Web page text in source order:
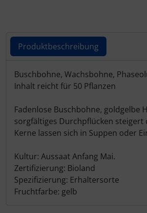
Produktbeschreibung
Buschbohne, Wachsbohne,
Inhalt reicht für 50 Pflanzen
Fadenlose Buschbohne, goldgelbe
sorgfältiges Durchpflücken steigert
Kerne lassen sich in Suppen oder
Kultur: Aussaat Anfang Mai.
Zertifizierung: Bioland
Spezifizierung: Erhaltersorte
Fruchtfarbe: gelb